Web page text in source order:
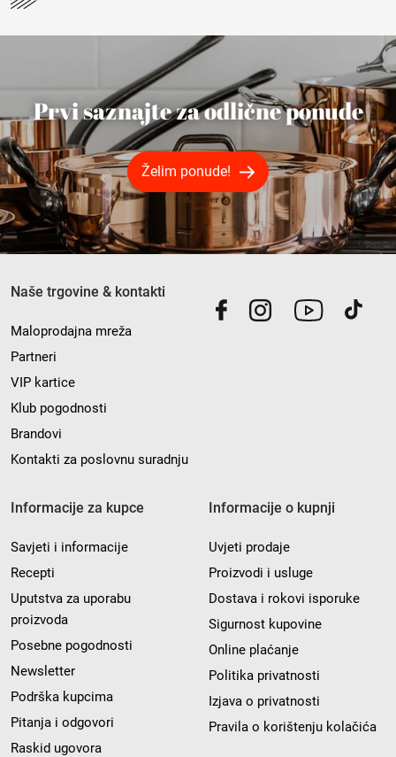
Prvi saznajte za odlične ponude
Želim ponude!
Naše trgovine & kontakti
Maloprodajna mreža
Partneri
VIP kartice
Klub pogodnosti
Brandovi
Kontakti za poslovnu suradnju
Informacije za kupce
Savjeti i informacije
Recepti
Uputstva za uporabu
proizvoda
Posebne pogodnosti
Newsletter
Podrška kupcima
Pitanja i odgovori
Raskid ugovora
Informacije o kupnji
Uvjeti prodaje
Proizvodi i usluge
Dostava i rokovi isporuke
Sigurnost kupovine
Online plaćanje
Politika privatnosti
Izjava o privatnosti
Pravila o korištenju kolačića